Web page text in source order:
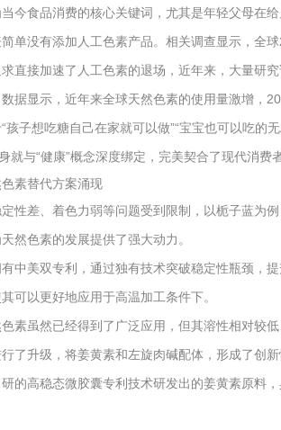
今食品消费的核心关键词，尤其是年轻父母在
单没有添加人工色素产品。相关调查显示，全
直接加速了人工色素的退场，近年来，大量研
据显示，近年来全球天然色素的使用量激增，
孩子想吃糖自己在家就可以做”“宝宝也可以吃
就与“健康”概念深度绑定，完美契合了现代消
素替代方案涌现
性差、着色力弱等问题受到限制，以栀子蓝为
然色素的发展提供了强大动力。
中美双专利，通过独有技术突破稳定性瓶颈，
可以更好地应用于高温加工条件下。
素虽然已经得到了广泛应用，但其溶性相对较
了升级，将姜黄素和左旋肉碱配体，形成了创
的高稳态微胶囊专利技术研发出的姜黄素原料